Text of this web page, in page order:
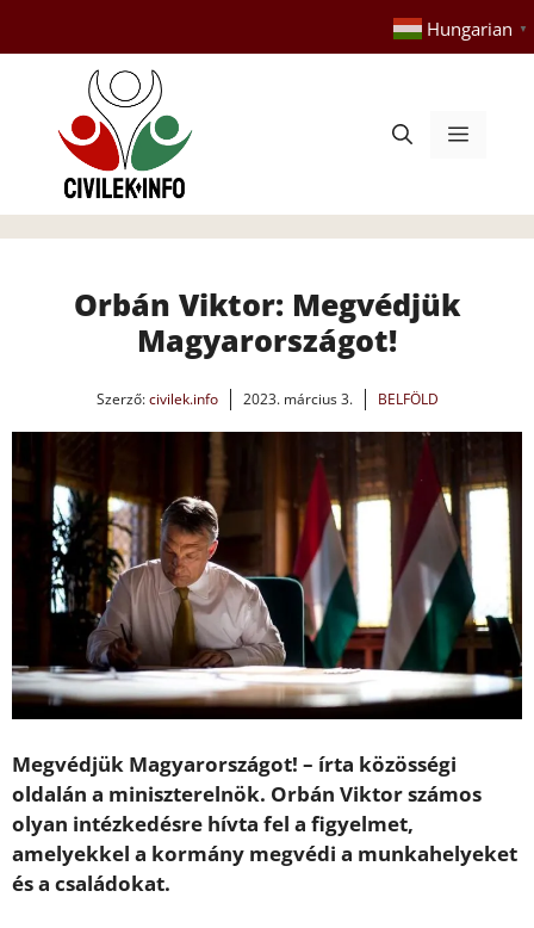
tartalomba
Hungarian ▼
Menü
Orbán Viktor: Megvédjük
Magyarországot!
Szerző:civilek.info 2023. március 3. BELFÖLD
Megvédjük Magyarországot! – írta közösségi
oldalán a miniszterelnök. Orbán Viktor számos
olyan intézkedésre hívta fel a figyelmet,
amelyekkel a kormány megvédi a munkahelyeket
és a családokat.